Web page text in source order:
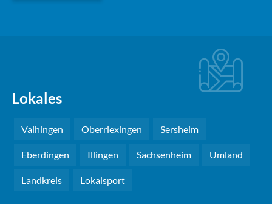
Lokales
Vaihingen Oberriexingen Sersheim
Eberdingen Illingen Sachsenheim Umland
Landkreis Lokalsport